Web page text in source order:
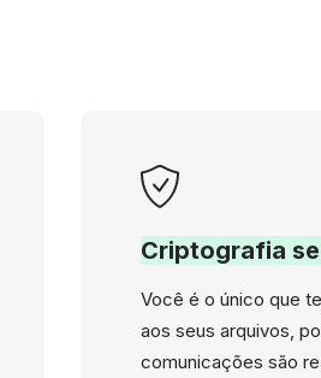
Criptografia
Você é o único que
aos seus arquivos,
comunicações são